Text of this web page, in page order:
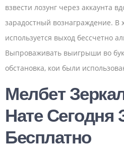
взвести лозунг через аккаунта
зарадостный вознаграждение. В
используется выход бессчетно
Выпроваживать выигрыши во
обстановка, кои были
Мелбет
Нате Сегодня
Бесплатно